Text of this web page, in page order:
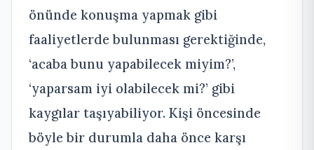
önünde konuşma yapmak gibi
faaliyetlerde bulunması gerektiğinde,
‘acaba bunu yapabilecek miyim?’,
‘yaparsam iyi olabilecek mi?’ gibi
kaygılar taşıyabiliyor. Kişi öncesinde
böyle bir durumla daha önce karşı